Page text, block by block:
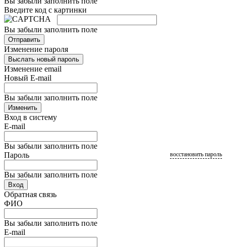
Введите код с картинки
Вы забыли заполнить поле
Отправить
Изменение пароля
Выслать новый пароль
Изменение email
Новый E-mail
Вы забыли заполнить поле
Изменить
Вход в систему
E-mail
Вы забыли заполнить поле
Пароль
Вы забыли заполнить поле
восстановить пароль
Вход
Обратная связь
ФИО
Вы забыли заполнить поле
E-mail